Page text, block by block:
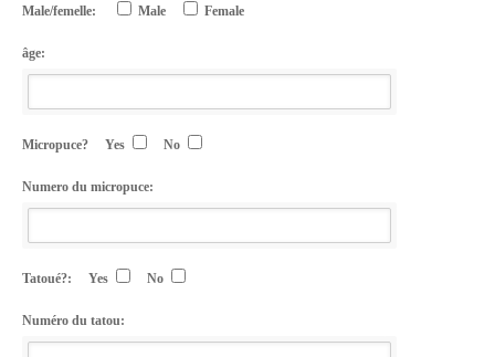
Male/femelle: Male Female
âge:
Micropuce? Yes No
Numero du micropuce:
Tatoué?: Yes No
Numéro du tatou: